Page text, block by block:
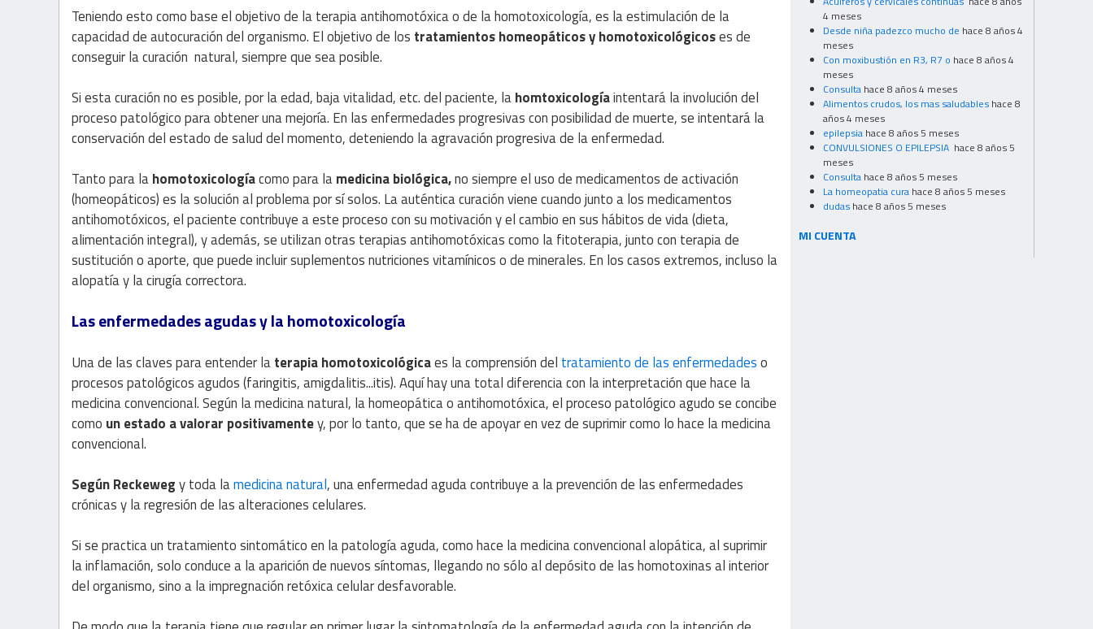
Teniendo esto como base el objetivo de la terapia antihomotóxica o de la homotoxicología, es la estimulación de la
capacidad de autocuración del organismo. El objetivo de los tratamientos homeopáticos y homotoxicológicoses de
conseguir la curación natural, siempre que sea posible.
Si esta curación no es posible, por la edad, baja vitalidad, etc. del paciente, lahomtoxicologíaintentará la involución del
proceso patológico para obtener una mejoría. En las enfermedades progresivas con posibilidad de muerte, se intentará la
conservación del estado de salud del momento, deteniendo la agravación progresiva de la enfermedad.
Tanto para lahomotoxicologíacomo para lamedicina biológica,no siempre el uso de medicamentos de activación
(homeopáticos) es la solución al problema por sí solos. La auténtica curación viene cuando junto a los medicamentos
antihomotóxicos, el paciente contribuye a este proceso con su motivación y el cambio en sus hábitos de vida (dieta,
alimentación integral), y además, se utilizan otras terapias antihomotóxicas como la fitoterapia, junto con terapia de
sustitución o aporte, que puede incluir suplementos nutriciones vitamínicos o de minerales. En los casos extremos, incluso la
alopatía y la cirugía correctora.
Las enfermedades agudas y la homotoxicología
Una de las claves para entender laterapia homotoxicológicaes la comprensión del tratamiento de las enfermedadeso
procesos patológicos agudos (faringitis, amigdalitis...itis). Aquí hay una total diferencia con la interpretación que hace la
medicina convencional. Según la medicina natural, la homeopática o antihomotóxica, el proceso patológico agudo se concibe
como un estado a valorar positivamentey, por lo tanto, que se ha de apoyar en vez de suprimir como lo hace la medicina
convencional.
Según Reckewegy toda lamedicina natural, una enfermedad aguda contribuye a la prevención de las enfermedades
crónicas y la regresión de las alteraciones celulares.
Si se practica un tratamiento sintomático en la patología aguda, como hace la medicina convencional alopática, al suprimir
la inflamación, solo conduce a la aparición de nuevos síntomas, llegando no sólo al depósito de las homotoxinas al interior
del organismo, sino a la impregnación retóxica celular desfavorable.
4 meses
Desde niña padezco mucho de hace 8 años 4
meses
Con moxibustión en R3, R7 o hace 8 años 4
meses
Consulta hace 8 años 4 meses
Alimentos crudos, los mas saludables hace 8
años 4 meses
epilepsia hace 8 años 5 meses
CONVULSIONES O EPILEPSIA hace 8 años 5
meses
Consulta hace 8 años 5 meses
La homeopatia cura hace 8 años 5 meses
dudas hace 8 años 5 meses
MI CUENTA